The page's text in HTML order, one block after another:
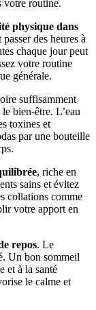
votre routine.
physique dans
des heures à
chaque jour peut
votre routine
générale.
suffisamment
bien-être. L’eau
toxines et
par une bouteille
, riche en
sains et évitez
collations comme
votre apport en
repos. Le
Un bon sommeil
et à la santé
le calme et